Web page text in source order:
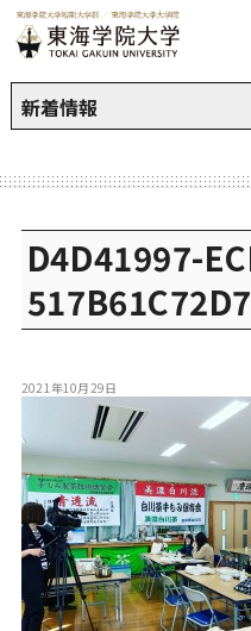
新着情報
D4D41997-
2021年10月29日